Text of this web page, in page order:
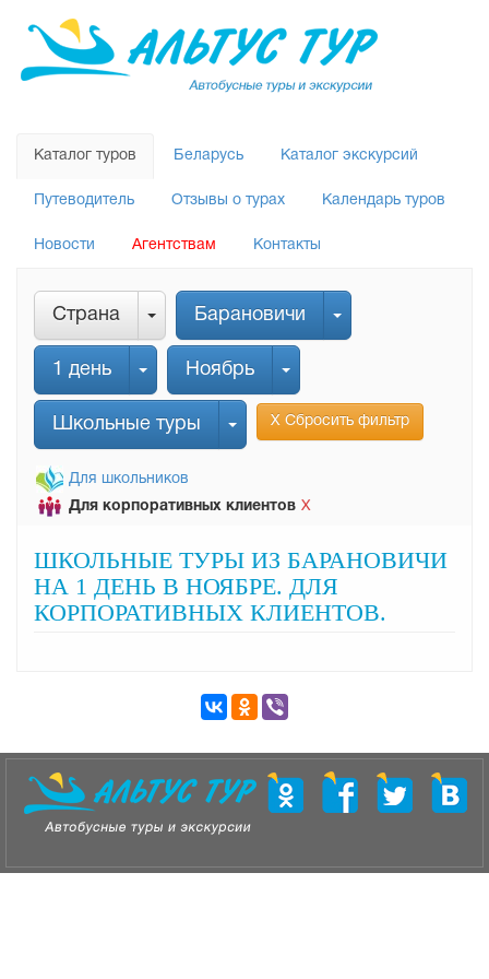
Каталог туров Беларусь Каталог экскурсий
Путеводитель Отзывы о турах Календарь туров
Новости Агентствам Контакты
Страна Барановичи
1 день Ноябрь
Школьные туры Х Сбросить фильтр
Для школьников
Для корпоративных клиентов Х
ШКОЛЬНЫЕ ТУРЫ ИЗ БАРАНОВИЧИ
НА 1 ДЕНЬ В НОЯБРЕ. ДЛЯ
КОРПОРАТИВНЫХ КЛИЕНТОВ.